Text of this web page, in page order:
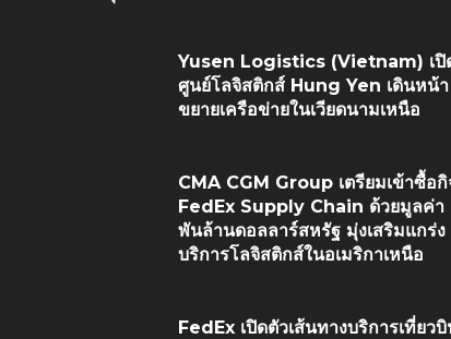
Yusen Logistics (Vietnam) เปิ
ศูนย์โลจิสติกส์ Hung Yen เดินหน้า
ขยายเครือข่ายในเวียดนามเหนือ
CMA CGM Group เตรียมเข้าซื้อกิ
FedEx Supply Chain ด้วยมูลค่า
พันล้านดอลลาร์สหรัฐ มุ่งเสริมแกร่ง
บริการโลจิสติกส์ในอเมริกาเหนือ
FedEx เปิดตัวเส้นทางบริการเที่ยว